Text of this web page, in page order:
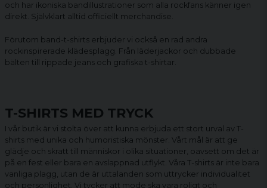
och har ikoniska bandillustrationer som alla rockfans känner igen
direkt. Självklart alltid officiellt merchandise.
Förutom band-t-shirts erbjuder vi också en rad andra
rockinspirerade klädesplagg. Från läderjackor och dubbade
bälten till rippade jeans och grafiska t-shirtar.
T-SHIRTS MED TRYCK
I vår butik är vi stolta över att kunna erbjuda ett stort urval av T-
shirts med unika och humoristiska mönster. Vårt mål är att ge
glädje och skratt till människor i olika situationer, oavsett om det är
på en fest eller bara en avslappnad utflykt. Våra T-shirts är inte bara
vanliga plagg, utan de är uttalanden som uttrycker individualitet
och personlighet. Vi tycker att mode ska vara roligt och